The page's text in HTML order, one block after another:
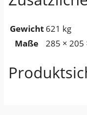
s
i
t
e
Gewicht 621 kg
Maße
285 × 205